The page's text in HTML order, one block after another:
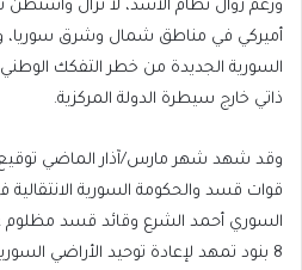
أميركي في مناطق شمال وشرق سوريا،
السورية الجديدة من خطر التفكك
ذاتي خارج سيطرة الدولة المركزية.
وقد شهد شهر مارس/آذار الماضي
قوات قسد والحكومة السورية
السوري أحمد الشرع وقائد قسد مظلوم
8 بنود تمهد لإعادة توحيد الأراضي السورية تحت سلطة الدولة.